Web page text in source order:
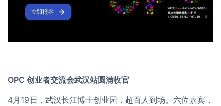
OPC 创业者交流会武汉站圆满收官
4月19日，武汉长江博士创业园，超百人到场。六位嘉宾，